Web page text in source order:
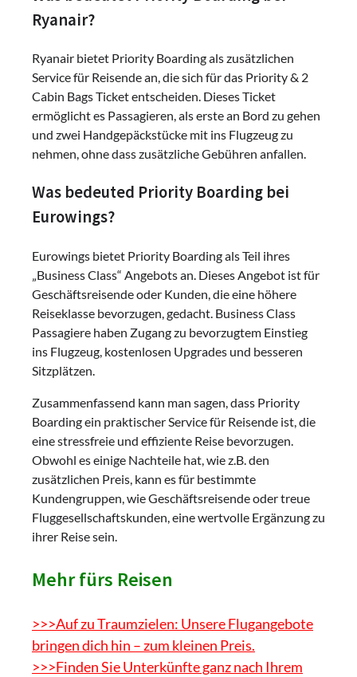
Ryanair?
Ryanair bietet Priority Boarding als zusätzlichen
Service für Reisende an, die sich für das Priority & 2
Cabin Bags Ticket entscheiden. Dieses Ticket
ermöglicht es Passagieren, als erste an Bord zu gehen
und zwei Handgepäckstücke mit ins Flugzeug zu
nehmen, ohne dass zusätzliche Gebühren anfallen.
Was bedeuted Priority Boarding bei
Eurowings?
Eurowings bietet Priority Boarding als Teil ihres
„Business Class“ Angebots an. Dieses Angebot ist für
Geschäftsreisende oder Kunden, die eine höhere
Reiseklasse bevorzugen, gedacht. Business Class
Passagiere haben Zugang zu bevorzugtem Einstieg
ins Flugzeug, kostenlosen Upgrades und besseren
Sitzplätzen.
Zusammenfassend kann man sagen, dass Priority
Boarding ein praktischer Service für Reisende ist, die
eine stressfreie und effiziente Reise bevorzugen.
Obwohl es einige Nachteile hat, wie z.B. den
zusätzlichen Preis, kann es für bestimmte
Kundengruppen, wie Geschäftsreisende oder treue
Fluggesellschaftskunden, eine wertvolle Ergänzung zu
ihrer Reise sein.
Mehr fürs Reisen
>>>Auf zu Traumzielen: Unsere Flugangebote
bringen dich hin – zum kleinen Preis.
>>>Finden Sie Unterkünfte ganz nach Ihrem